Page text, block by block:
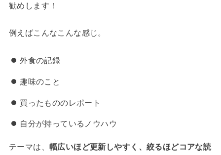
勧めします！
例えばこんなこんな感じ。
外食の記録
趣味のこと
買ったもののレポート
自分が持っているノウハウ
テーマは、 幅広いほど更新しやすく、絞るほどコアな読